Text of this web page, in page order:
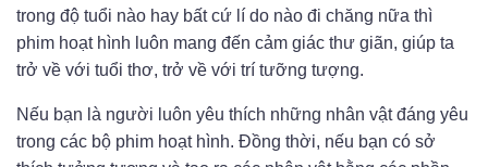
trong độ tuổi nào hay bất cứ lí do nào đi chăng nữa thì
phim hoạt hình luôn mang đến cảm giác thư giãn, giúp ta
trở về với tuổi thơ, trở về với trí tưỡng tượng.
Nếu bạn là người luôn yêu thích những nhân vật đáng yêu
trong các bộ phim hoạt hình. Đồng thời, nếu bạn có sở